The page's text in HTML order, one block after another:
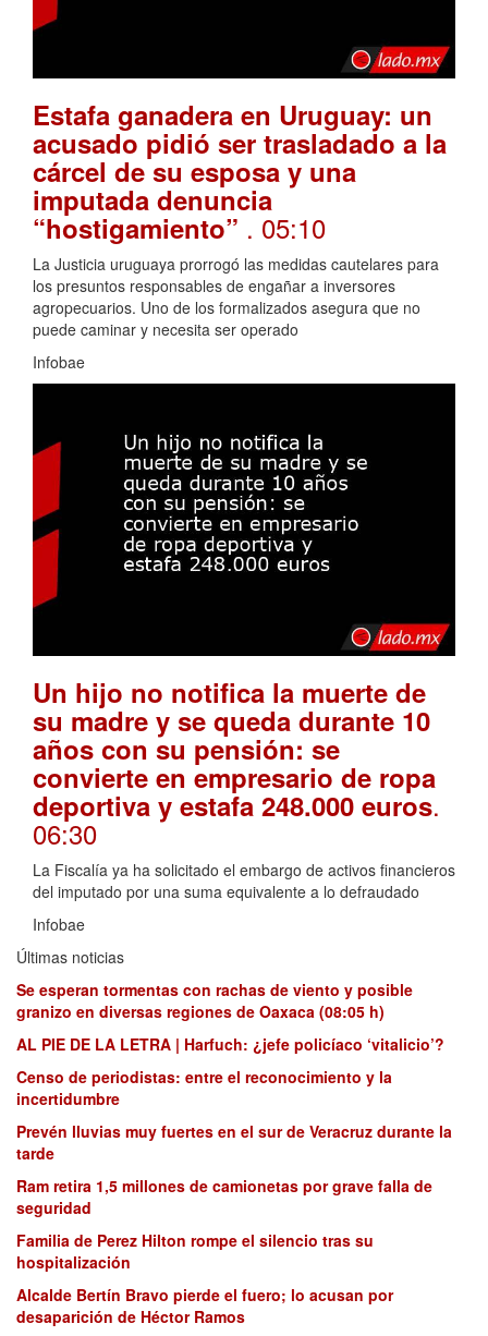
Estafa ganadera en Uruguay: un
acusado pidió ser trasladado a la
cárcel de su esposa y una
imputada denuncia
“hostigamiento” . 05:10
La Justicia uruguaya prorrogó las medidas cautelares para
los presuntos responsables de engañar a inversores
agropecuarios. Uno de los formalizados asegura que no
puede caminar y necesita ser operado
Infobae
Un hijo no notifica la muerte de
su madre y se queda durante 10
años con su pensión: se
convierte en empresario de ropa
deportiva y estafa 248.000 euros.
06:30
La Fiscalía ya ha solicitado el embargo de activos financieros
del imputado por una suma equivalente a lo defraudado
Infobae
Últimas noticias
Se esperan tormentas con rachas de viento y posible
granizo en diversas regiones de Oaxaca (08:05 h)
AL PIE DE LA LETRA | Harfuch: ¿jefe policíaco ‘vitalicio’?
Censo de periodistas: entre el reconocimiento y la
incertidumbre
Prevén lluvias muy fuertes en el sur de Veracruz durante la
tarde
Ram retira 1,5 millones de camionetas por grave falla de
seguridad
Familia de Perez Hilton rompe el silencio tras su
hospitalización
Alcalde Bertín Bravo pierde el fuero; lo acusan por
desaparición de Héctor Ramos